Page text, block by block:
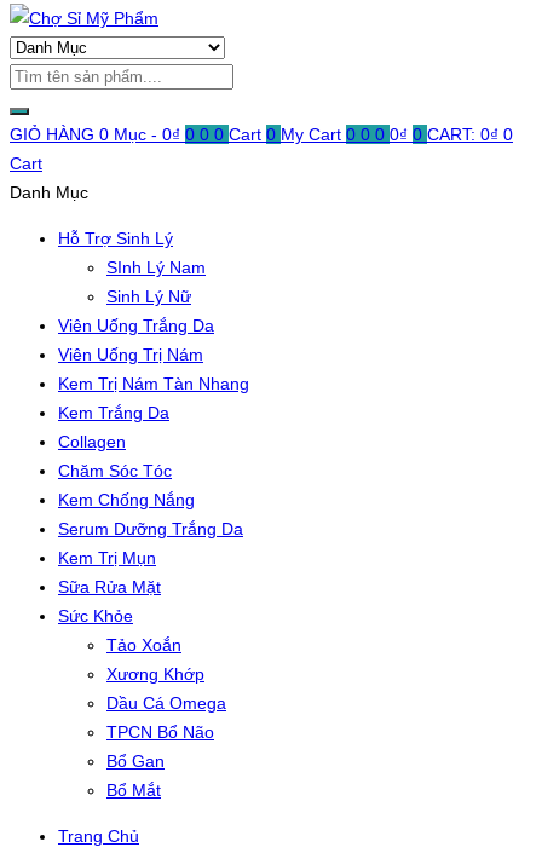
GIỎ HÀNG 0 Mục - 0₫ 0 0 0 Cart 0 My Cart 0 0 0 0₫ 0 CART: 0₫ 0
Cart
Danh Mục
Hỗ Trợ Sinh Lý
SInh Lý Nam
Sinh Lý Nữ
Viên Uống Trắng Da
Viên Uống Trị Nám
Kem Trị Nám Tàn Nhang
Kem Trắng Da
Collagen
Chăm Sóc Tóc
Kem Chống Nắng
Serum Dưỡng Trắng Da
Kem Trị Mụn
Sữa Rửa Mặt
Sức Khỏe
Tảo Xoắn
Xương Khớp
Dầu Cá Omega
TPCN Bổ Não
Bổ Gan
Bổ Mắt
Trang Chủ